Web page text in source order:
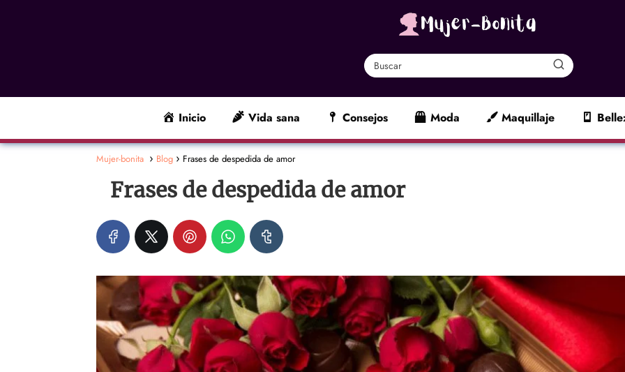
Inicio Vida sana Consejos Moda Maquillaje
Mujer-bonita Blog Frases de despedida de amor
Frases de despedida de amor